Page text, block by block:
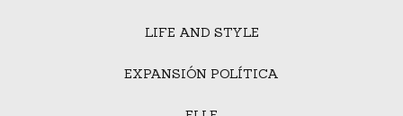
LIFE AND STYLE
EXPANSIÓN POLÍTICA